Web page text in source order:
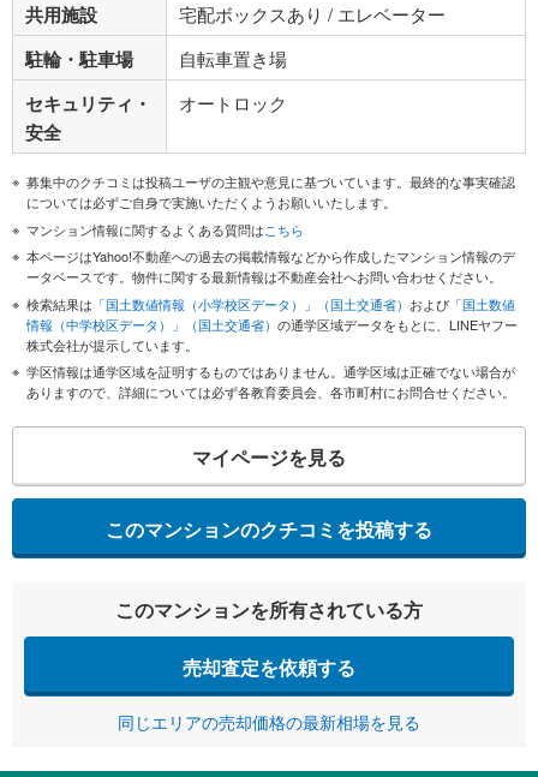
共用施設 宅配ボックスあり / エレベーター
駐輪・駐車場 自転車置き場
セキュリティ・
安全
オートロック
募集中のクチコミは投稿ユーザの主観や意見に基づいています。最終的な事実確認
については必ずご自身で実施いただくようお願いいたします。
マンション情報に関するよくある質問はこちら
本ページはYahoo!不動産への過去の掲載情報などから作成したマンション情報のデ
ータベースです。物件に関する最新情報は不動産会社へお問い合わせください。
検索結果は 「国土数値情報（小学校区データ）」（国土交通省） および 「国土数値
情報（中学校区データ）」（国土交通省） の通学区域データをもとに、LINEヤフー
株式会社が提示しています。
学区情報は通学区域を証明するものではありません。通学区域は正確でない場合が
ありますので、詳細については必ず各教育委員会、各市町村にお問合せください。
マイページを見る
このマンションのクチコミを投稿する
このマンションを所有されている方
売却査定を依頼する
同じエリアの売却価格の最新相場を見る